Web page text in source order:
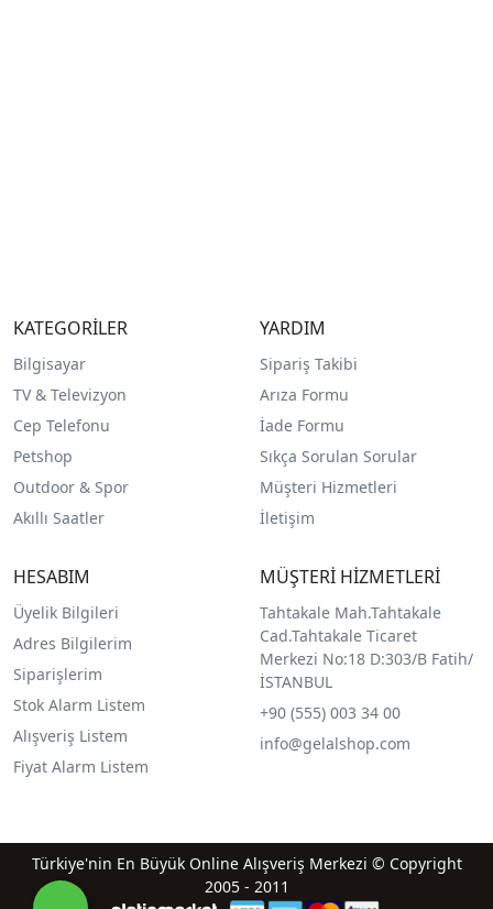
KATEGORİLER
Bilgisayar
TV & Televizyon
Cep Telefonu
Petshop
Outdoor & Spor
Akıllı Saatler
YARDIM
Sipariş Takibi
Arıza Formu
İade Formu
Sıkça Sorulan Sorular
Müşteri Hizmetleri
İletişim
HESABIM
Üyelik Bilgileri
Adres Bilgilerim
Siparişlerim
Stok Alarm Listem
Alışveriş Listem
Fiyat Alarm Listem
MÜŞTERİ HİZMETLERİ
Tahtakale Mah.Tahtakale
Cad.Tahtakale Ticaret
Merkezi No:18 D:303/B Fatih/
İSTANBUL
+90 (555) 003 34 00
info@gelalshop.com
Türkiye'nin En Büyük Online Alışveriş Merkezi © Copyright
2005 - 2011